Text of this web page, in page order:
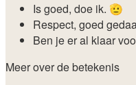
Is goed, doe ik. 🫡
Respect, goed
Ben je er al klaar
Meer over de betekenis